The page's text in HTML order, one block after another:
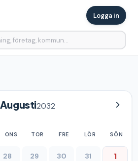
Logga in
Augusti2032
ONS TOR FRE LÖR SÖN
28 29 30 31 1